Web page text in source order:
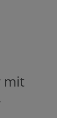
mit